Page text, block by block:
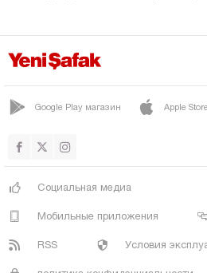
Невшехир
Нигде
Орду
Ризе
Google Play магазин Apple Store
Социальная медиа
Мобильные приложения
RSS Условия